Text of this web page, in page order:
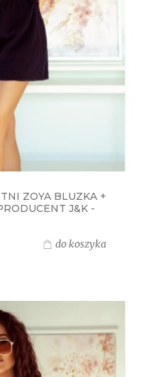
ZOYA BLUZKA +
J&K -
do koszyka